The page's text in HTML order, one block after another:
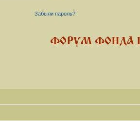
Забыли пароль?
ФОРУМ ФОНДА